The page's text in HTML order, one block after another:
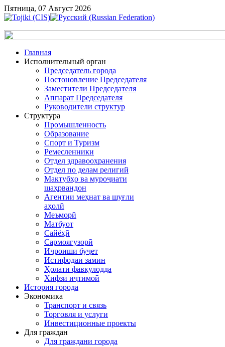
Пятница, 07 Август 2026
Главная
Исполнительный орган
Председатель города
Постоновление Председателя
Заместители Председателя
Аппарат Председателя
Руководители структур
Структура
Промышленность
Образование
Спорт и Туризм
Ремесленники
Отдел здравоохранения
Отдел по делам религий
Мактубҳо ва муроҷиати
шаҳрвандон
Агентии меҳнат ва шуғли
аҳолӣ
Меъморӣ
Матбуот
Сайёҳӣ
Сармоягузорӣ
Иҷроиши буҷет
Истифодаи замин
Ҳолати фавқулодда
Хифзи иҷтимоӣ
История города
Экономика
Транспорт и связь
Торговля и услуги
Инвестиционные проекты
Для граждан
Для граждани города